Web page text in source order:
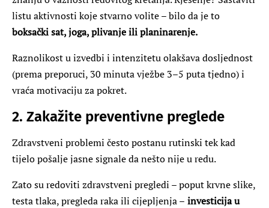
listu aktivnosti koje stvarno volite – bilo da je to
boksački sat, joga, plivanje ili planinarenje.
Raznolikost u izvedbi i intenzitetu olakšava dosljednost
(prema preporuci, 30 minuta vježbe 3–5 puta tjedno) i
vraća motivaciju za pokret.
2. Zakažite preventivne preglede
Zdravstveni problemi često postanu rutinski tek kad
tijelo pošalje jasne signale da nešto nije u redu.
Zato su redoviti zdravstveni pregledi – poput krvne slike,
testa tlaka, pregleda raka ili cijepljenja – investicija u